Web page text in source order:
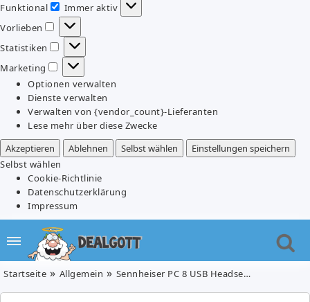
Funktional
Funktional
Immer aktiv
Vorlieben
Vorlieben
Statistiken
Statistiken
Marketing
Marketing
Optionen verwalten
Dienste verwalten
Verwalten von {vendor_count}-Lieferanten
Lese mehr über diese Zwecke
Akzeptieren
Ablehnen Selbst wählen
Einstellungen speichern
Selbst wählen
Cookie-Richtlinie
Datenschutzerklärung
Impressum
Startseite Allgemein Sennheiser PC 8 USB Headset für 26,99€ + zwei weitere OHA Angebote